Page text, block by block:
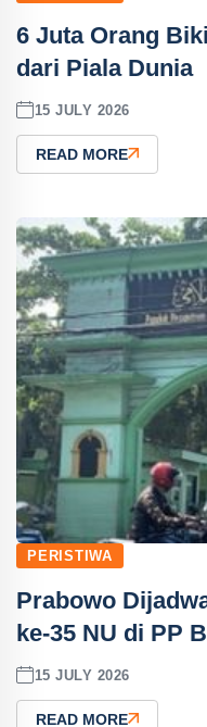
6 Juta Orang
dari Piala Dunia
15 JULY 2026
READ MORE
PERISTIWA
Prabowo
ke-35 NU di PP
15 JULY 2026
READ MORE